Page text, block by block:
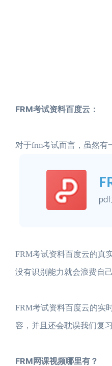
FRM考试资料百度云：
对于frm考试而言，虽然
FRM考试资料百度云的真
没有识别能力就会浪费自
FRM考试资料百度云的实
容，并且还会耽误我们复习
FRM网课视频哪里有？